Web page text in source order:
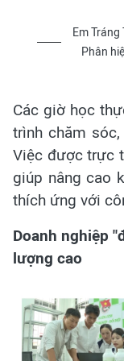
Em Tráng
Phân
Các giờ học
trình chăm
Việc được trực
giúp nâng cao
thích ứng với
Doanh nghiệp
lượng cao